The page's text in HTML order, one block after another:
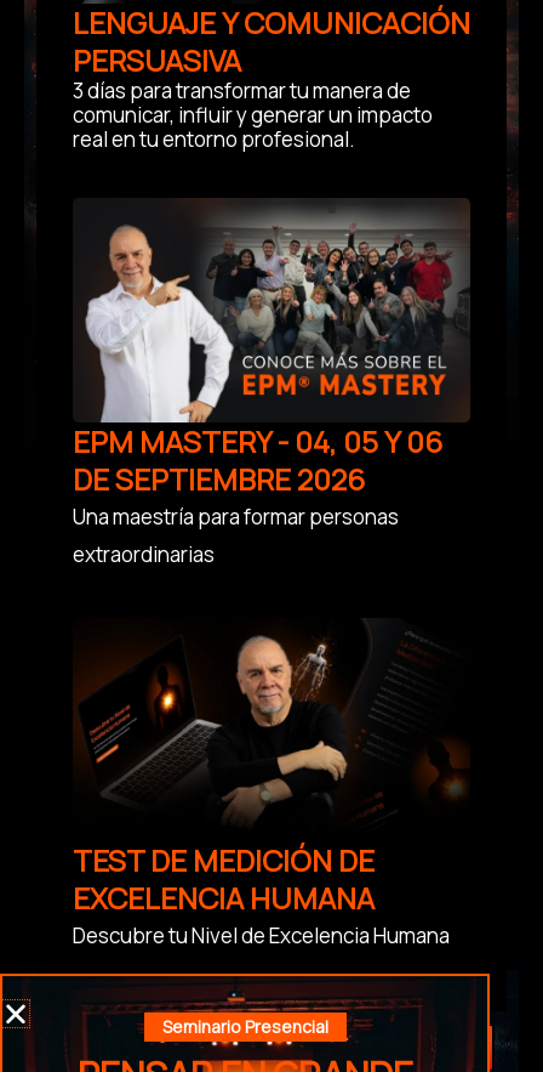
LENGUAJE Y COMUNICACIÓN
PERSUASIVA
3 días para transformar tu manera de
comunicar, influir y generar un impacto
real en tu entorno profesional.
EPM MASTERY - 04, 05 Y 06
DE SEPTIEMBRE 2026
Una maestría para formar personas
extraordinarias
TEST DE MEDICIÓN DE
EXCELENCIA HUMANA
Descubre tu Nivel de Excelencia Humana
AUDIOS
Seminario Presencial